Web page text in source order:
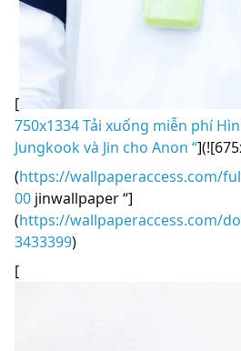
[
750x1334 Tải xuống miễn phí
Jungkook và Jin cho Anon “
(https://wallpaperaccess.com/
00 jinwallpaper “]
(https://wallpaperaccess.com/
3433399)
[